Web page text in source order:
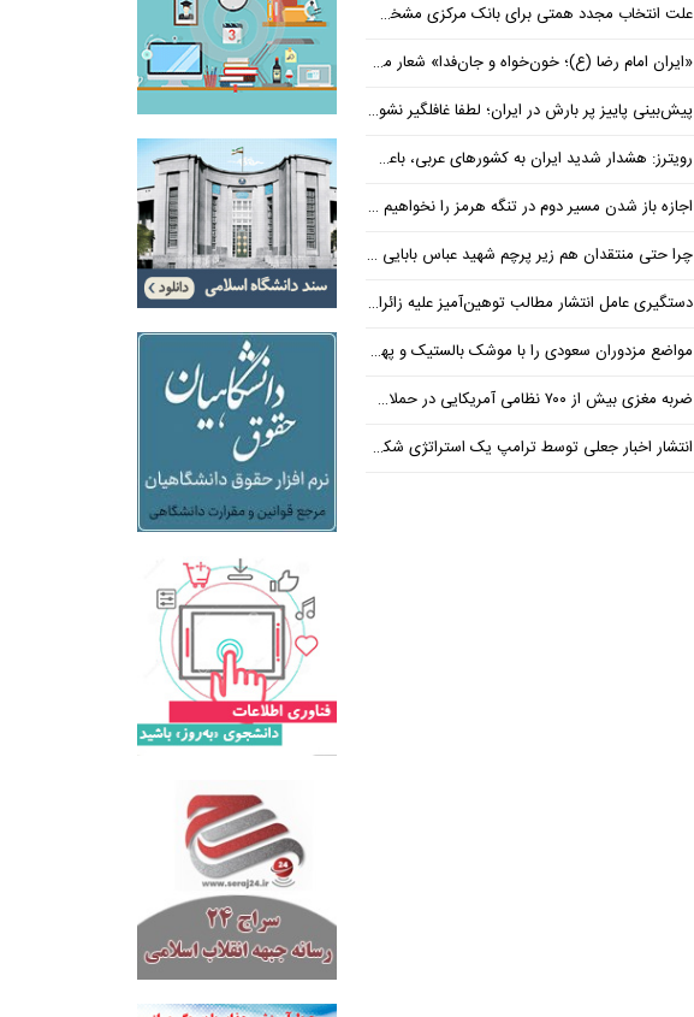
علت انتخاب مجدد همتی برای بانک مرکزی مشخص شد: پزشکیان هنوز هم متوجه نشده است چرا همتی استیضاح شد!
«ایران امام رضا (ع)؛ خون‌خواه و جان‌فدا» شعار محوری دهه پایانی صفر شد
پیش‌بینی پاییز پر بارش در ایران؛ لطفا غافلگیر نشوید
رویترز: هشدار شدید ایران به کشورهای عربی، باعث توقف حمله آمریکا شد
اجازه باز شدن مسیر دوم در تنگه هرمز را نخواهیم داد
چرا حتی منتقدان هم زیر پرچم شهید عباس بابایی ایستادند؟
دستگیری عامل انتشار مطالب توهین‌آمیز علیه زائران اربعین در فضای مجازی
مواضع مزدوران سعودی را با موشک بالستیک و پهپاد در هم شکستیم
ضربه مغزی بیش از ۷۰۰ نظامی آمریکایی در حملات ایران
انتشار اخبار جعلی توسط ترامپ یک استراتژی شکست خورده است